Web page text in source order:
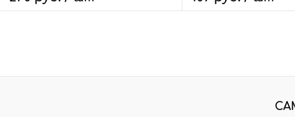
Быстрый заказ
Сравнить
Быстрый заказ